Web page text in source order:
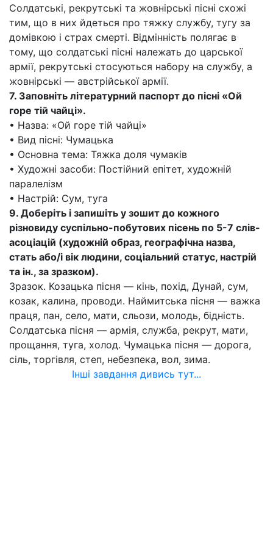
Солдатські, рекрутські та жовнірські пісні схожі
тим, що в них йдеться про тяжку службу, тугу за
домівкою і страх смерті. Відмінність полягає в
тому, що солдатські пісні належать до царської
армії, рекрутські стосуються набору на службу, а
жовнірські — австрійської армії.
7. Заповніть літературний паспорт до пісні «Ой
горе тій чайці».
• Назва: «Ой горе тій чайці»
• Вид пісні: Чумацька
• Основна тема: Тяжка доля чумаків
• Художні засоби: Постійний епітет, художній
паралелізм
• Настрій: Сум, туга
9. Доберіть і запишіть у зошит до кожного
різновиду суспільно-побутових пісень по 5-7 слів-
асоціацій (художній образ, географічна назва,
стать або/і вік людини, соціальний статус, настрій
та ін., за зразком).
Зразок. Козацька пісня — кінь, похід, Дунай, сум,
козак, калина, проводи. Наймитська пісня — важка
праця, пан, село, мати, сльози, молодь, бідність.
Солдатська пісня — армія, служба, рекрут, мати,
прощання, туга, холод. Чумацька пісня — дорога,
сіль, торгівля, степ, небезпека, вол, зима.
Інші завдання дивись тут...